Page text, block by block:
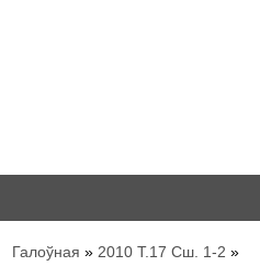
Галоўная » 2010 Т.17 Сш. 1-2 »